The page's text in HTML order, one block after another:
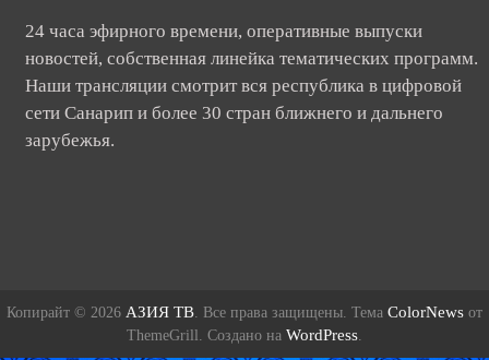
24 часа эфирного времени, оперативные выпуски
новостей, собственная линейка тематических программ.
Наши трансляции смотрит вся республика в цифровой
сети Санарип и более 30 стран ближнего и дальнего
зарубежья.
Копирайт © 2026 АЗИЯ ТВ. Все права защищены. Тема ColorNews от
ThemeGrill. Создано на WordPress.